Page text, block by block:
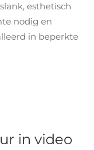
esthetisch
nodig en
in beperkte
in video